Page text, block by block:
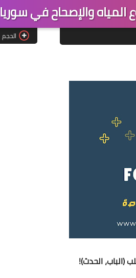
والإصحاح في سوريا
الحجم
(الباب، الحدث)!